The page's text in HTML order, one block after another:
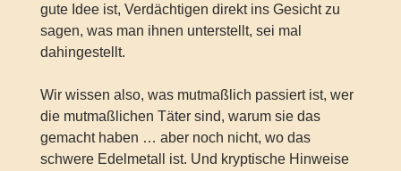
gute Idee ist, Verdächtigen direkt ins Gesicht zu
sagen, was man ihnen unterstellt, sei mal
dahingestellt.
Wir wissen also, was mutmaßlich passiert ist, wer
die mutmaßlichen Täter sind, warum sie das
gemacht haben … aber noch nicht, wo das
schwere Edelmetall ist. Und kryptische Hinweise